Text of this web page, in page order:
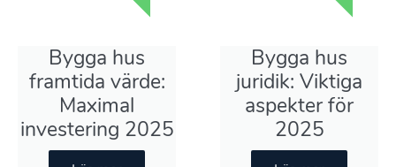
Bygga hus
framtida värde:
Maximal
investering 2025
Bygga hus
juridik: Viktiga
aspekter för
2025